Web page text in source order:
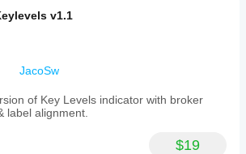
v1.1
JacoSw
of Key Levels indicator with broker
label alignment.
$19